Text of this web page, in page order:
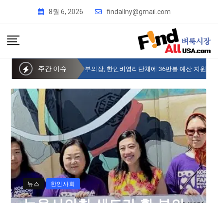
8월 6, 2026 findallny@gmail.com
주간 이슈
뉴욕시의회 샌드라 황 부의장, 한인비영리단체에 36만불 예산 지원
뉴스 한인사회